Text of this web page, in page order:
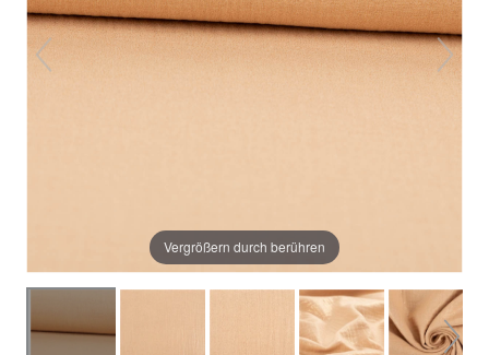
Vergrößern durch berühren